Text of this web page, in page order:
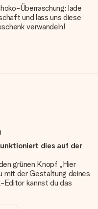
Überraschung: lade
und lass uns diese
verwandeln!
dies auf der
grünen Knopf „Hier
mit der Gestaltung deines
Editor kannst du das